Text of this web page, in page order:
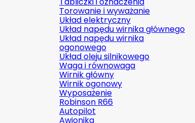
Torowanie i wyważanie
Układ elektryczny
Układ napędu wirnika głównego
Układ napędu wirnika
ogonowego
Układ oleju silnikowego
Waga i równowaga
Wirnik główny
Wirnik ogonowy
Wyposażenie
Robinson R66
Autopilot
Awionika